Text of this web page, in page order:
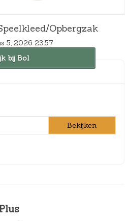
Opbergzak
5, 2026 23:57
bij Bol
Bekijken